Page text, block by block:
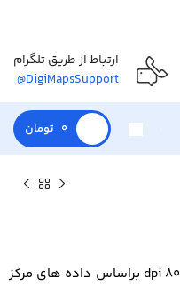
ارتباط از طریق تلگرام
@DigiMapsSupport
0 تومان
نقشه نرخ مالکیت مسکونی منطقه 20 با فرمت PNG با کیفیت تصویر 800 dpi براساس داده های مرکز